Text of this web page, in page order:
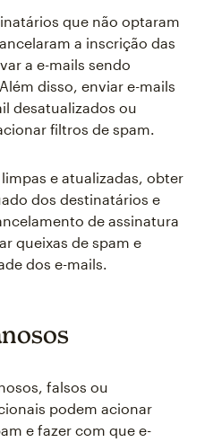
que não optaram
a inscrição das
a e-mails sendo
disso, enviar e-mails
desatualizados ou
filtros de spam.
e atualizadas, obter
dos destinatários e
de assinatura
queixas de spam e
dos e-mails.
falsos ou
podem acionar
e fazer com que e-